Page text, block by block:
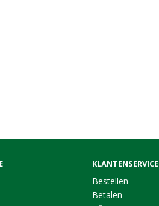
KLANTENSERVICE
Bestellen
Betalen